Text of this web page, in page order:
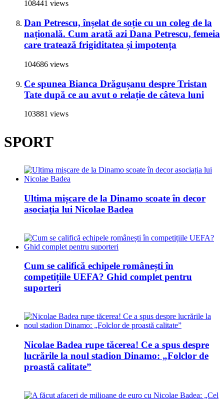
108441 views
Dan Petrescu, înșelat de soție cu un coleg de la
națională. Cum arată azi Dana Petrescu, femeia
care tratează frigiditatea și impotența
104686 views
Ce spunea Bianca Drăgușanu despre Tristan
Tate după ce au avut o relație de câteva luni
103881 views
SPORT
Ultima mișcare de la Dinamo scoate în decor
asociația lui Nicolae Badea
Cum se califică echipele românești în
competițiile UEFA? Ghid complet pentru
suporteri
Nicolae Badea rupe tăcerea! Ce a spus despre
lucrările la noul stadion Dinamo: „Folclor de
proastă calitate”